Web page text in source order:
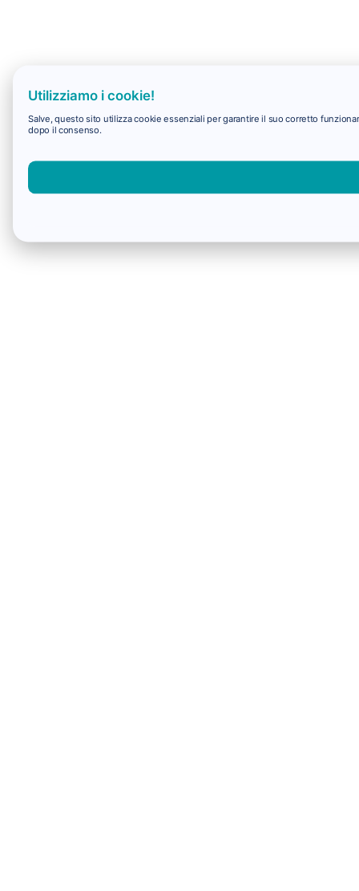
Utilizziamo i cookie!
Salve, questo sito utilizza cookie essenziali per garantire il suo corretto
dopo il consenso.